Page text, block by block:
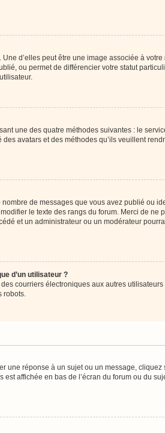
d’elles peut être une image associée à
ou permet de différencier votre statut
une des quatre méthodes suivantes : le
avatars et des méthodes qu’ils veuillent
de messages que vous avez publié ou
le texte des rangs du forum. Merci de
et un administrateur ou un modérateur
d’un utilisateur ?
courriers électroniques aux autres
robots.
réponse à un sujet ou un message,
affichée en bas de l’écran du forum ou du